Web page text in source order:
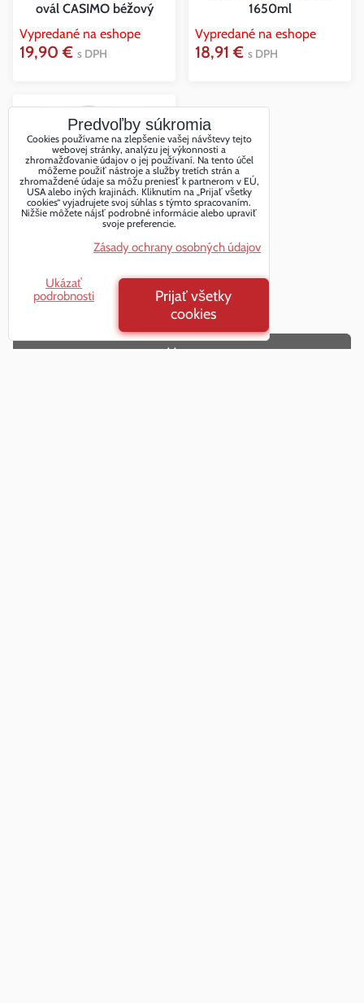
ovál CASIMO béžový
Vypredané na eshope
19,90 € s DPH
1650ml
Vypredané na eshope
18,91 € s DPH
Obedár 720ml KM-2118
mix farieb
Vypredané na eshope
11,89 €s DPH
Hore
Predvoľby súkromia
Cookies používame na zlepšenie vašej návštevy tejto
webovej stránky, analýzu jej výkonnosti a
zhromažďovanie údajov o jej používaní. Na tento účel
môžeme použiť nástroje a služby tretích strán a
zhromaždené údaje sa môžu preniesť k partnerom v EÚ,
USA alebo iných krajinách. Kliknutím na „Prijať všetky
cookies“ vyjadrujete svoj súhlas s týmto spracovaním.
Nižšie môžete nájsť podrobné informácie alebo upraviť
svoje preferencie.
Zásady ochrany osobných údajov
Ukázať
podrobnosti
Prijať všetky
cookies